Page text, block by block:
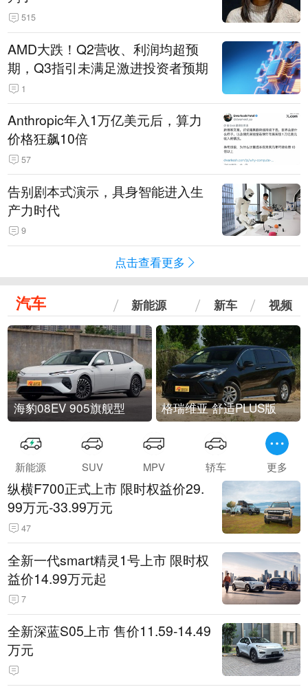
515
AMD大跌！Q2营收、利润均超预
期，Q3指引未满足激进投资者预期
1
Anthropic年入1万亿美元后，算力
价格狂飙10倍
57
告别剧本式演示，具身智能进入生
产力时代
9
点击查看更多
汽车 新能源 新车 视频
海豹08EV 905旗舰型 格瑞维亚 舒适PLUS版
新能源 SUV MPV 轿车 更多
纵横F700正式上市 限时权益价29.
99万元-33.99万元
47
全新一代smart精灵1号上市 限时权
益价14.99万元起
7
全新深蓝S05上市 售价11.59-14.49
万元